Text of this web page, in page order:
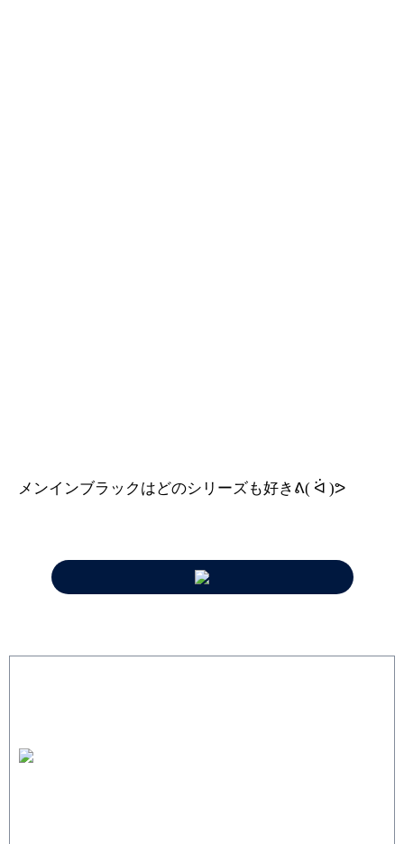
メンインブラックはどのシリーズも好き ᕕ( ᐛ )ᕗ